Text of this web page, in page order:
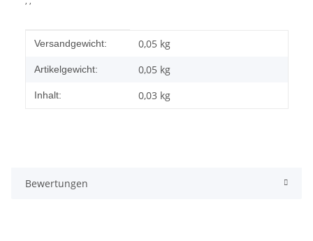
Produkteigenschaft
Wert
Versandgewicht: 0,05 kg
Artikelgewicht: 0,05 kg
Inhalt: 0,03 kg
Bewertungen